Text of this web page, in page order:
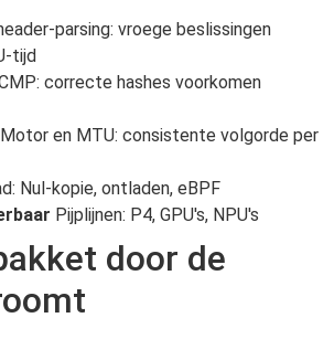
parsing: vroege beslissingen
tijd
correcte hashes voorkomen
en MTU: consistente volgorde per
Nul-kopie, ontladen, eBPF
Pijplijnen: P4, GPU's, NPU's
door de